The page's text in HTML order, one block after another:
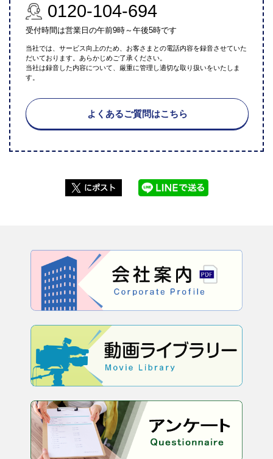
0120-104-694
受付時間は営業日の午前9時～午後5時です
当社では、サービス向上のため、お客さまとの電話内容を録音させていた
だいております。あらかじめご了承ください。
当社は録音した内容について、厳重に管理し適切な取り扱いをいたしま
す。
よくあるご質問はこちら